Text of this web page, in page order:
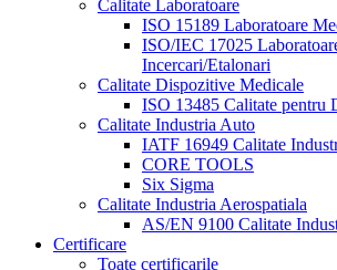
Calitate Laboratoare
ISO 15189 Laboratoare
ISO/IEC 17025
Incercari/Etalonari
Calitate Dispozitive Medicale
ISO 13485 Calitate pentru
Calitate Industria Auto
IATF 16949 Calitate
CORE TOOLS
Six Sigma
Calitate Industria Aerospatiala
AS/EN 9100 Calitate
Certificare
Toate certificarile